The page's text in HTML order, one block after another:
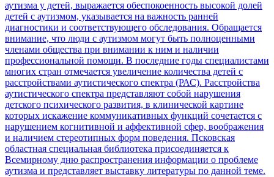
аутизма у детей, выражается обеспокоенность высокой долей
детей с аутизмом, указывается на важность ранней
диагностики и соответствующего обследования. Обращается
внимание, что люди с аутизмом могут быть полноценными
членами общества при внимании к ним и наличии
профессиональной помощи. В последние годы специалистами
многих стран отмечается увеличение количества детей с
расстройствами аутистического спектра (РАС). Расстройства
аутистического спектра представляют собой нарушения
детского психического развития, в клинической картине
которых искажение коммуникативных функций сочетается с
нарушением когнитивной и аффективной сфер, воображения
и наличием стереотипных форм поведения. Псковская
областная специальная библиотека присоединяется к
Всемирному дню распространения информации о проблеме
аутизма и представляет выставку литературы по данной теме.